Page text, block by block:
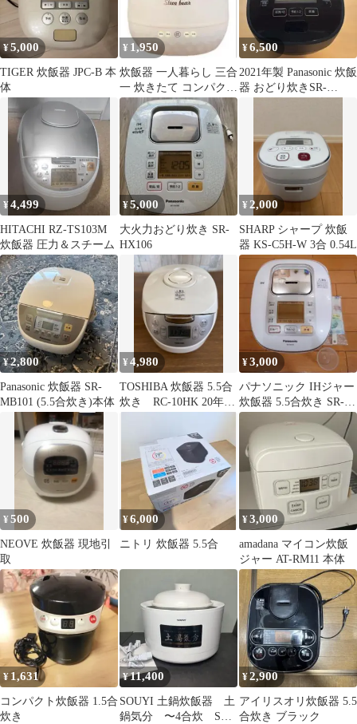
¥5,000
TIGER 炊飯器 JPC-B 本
体
¥ 1,950
炊飯器 一人暮らし 三合
一 炊きたて コンパクト
ライスクッカー 炊飯ジ
ャー
¥6,500
2021年製 Panasonic 炊飯
器 おどり炊きSR-
¥4,499
HITACHI RZ-TS103M
炊飯器 圧力＆スチーム
¥5,000
大火力おどり炊き SR-
HX106
¥ 2,000
SHARP シャープ 炊飯
器 KS-C5H-W 3合 0.54L
¥2,800
Panasonic 炊飯器 SR-
MB101 (5.5合炊き)本体
¥4,980
TOSHIBA 炊飯器 5.5合
炊き RC-10HK 20年
¥3,000
パナソニック IHジャー
炊飯器 5.5合炊き SR-
HB105 付属品付き
¥500
NEOVE 炊飯器 現地引
取
¥6,000
ニトリ 炊飯器 5.5合
¥3,000
amadana マイコン炊飯
ジャー AT-RM11 本体
¥ 1,631
コンパクト炊飯器 1.5合
炊き
¥11,400
SOUYI 土鍋炊飯器 土
鍋気分 〜4合炊 SY-
¥2,900
アイリスオリ炊飯器 5.5
合炊き ブラック